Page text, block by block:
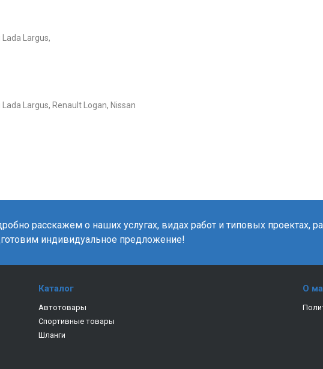
Largus,
Largus, Renault Logan, Nissan
расскажем о наших услугах, видах работ и типовых проектах,
индивидуальное предложение!
Каталог
Автотовары
Спортивные товары
Шланги
О